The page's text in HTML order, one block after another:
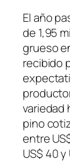
El año
de 1,95
grueso
recibido
variedad
pino
entre
US$ 40 y